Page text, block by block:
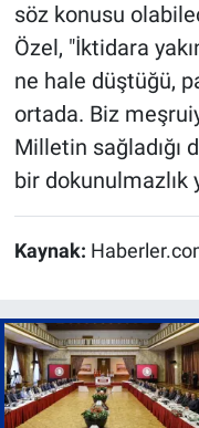
söz konusu
Özel, "İktidara
ne hale düştüğü,
ortada. Biz
Milletin sağladığı
bir dokunulmazlık
Kaynak: